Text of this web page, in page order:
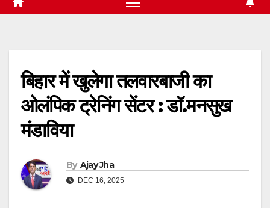
बिहार में खुलेगा तलवारबाजी का
ओलंपिक ट्रेनिंग सेंटर : डॉ.मनसुख
मंडाविया
By Ajay Jha
DEC 16, 2025